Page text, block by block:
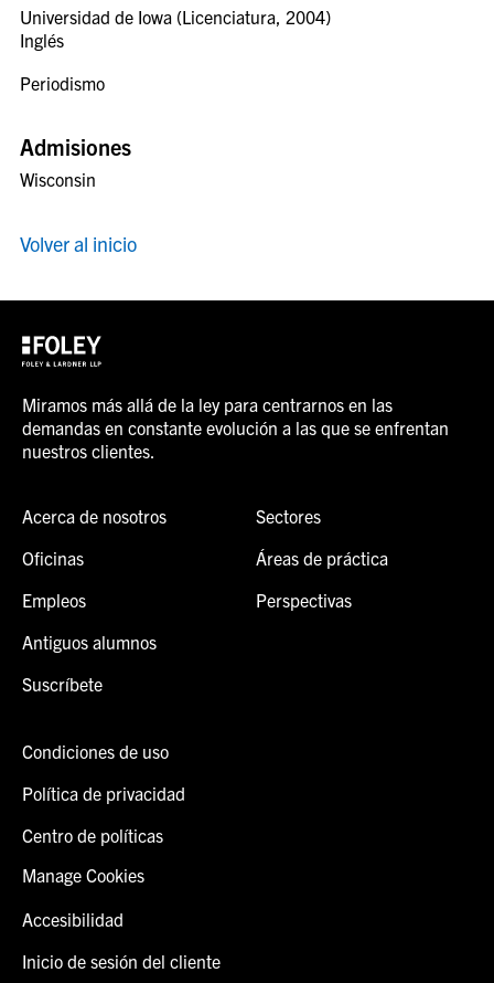
Universidad de Iowa (Licenciatura, 2004)
Inglés
Periodismo
Admisiones
Wisconsin
Volver al inicio
Miramos más allá de la ley para centrarnos en las
demandas en constante evolución a las que se enfrentan
nuestros clientes.
Acerca de nosotros
Oficinas
Empleos
Antiguos alumnos
Suscríbete
Sectores
Áreas de práctica
Perspectivas
Condiciones de uso
Política de privacidad
Centro de políticas
Manage Cookies
Accesibilidad
Inicio de sesión del cliente